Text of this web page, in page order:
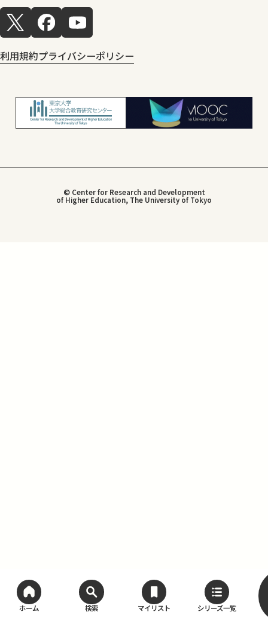
ホーム 検索 マイリスト シリーズ一覧
利用規約プライバシーポリシー
© Center for Research and Development
of Higher Education, The University of Tokyo